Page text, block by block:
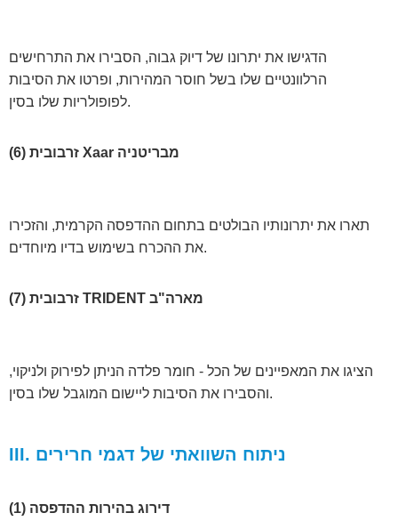
הדגישו את יתרונו של דיוק גבוה, הסבירו את התרחישים
הרלוונטיים שלו בשל חוסר המהירות, ופרטו את הסיבות
לפופולריות שלו בסין.
(6) זרבובית Xaar מבריטניה
תארו את יתרונותיו הבולטים בתחום ההדפסה הקרמית, והזכירו
את ההכרח בשימוש בדיו מיוחדים.
(7) זרבובית TRIDENT מארה"ב
הציגו את המאפיינים של הכל - חומר פלדה הניתן לפירוק ולניקוי,
והסבירו את הסיבות ליישום המוגבל שלו בסין.
III. ניתוח השוואתי של דגמי חרירים
(1) דירוג בהירות ההדפסה